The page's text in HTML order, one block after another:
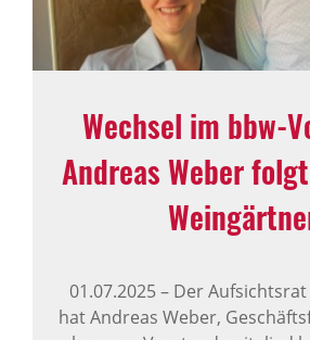
Wechsel im bbw-
Andreas Weber
01.07.2025–Der Aufsichtsrat
hat Andreas Weber,